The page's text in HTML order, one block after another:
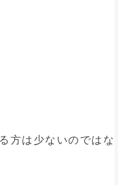
方は少ないのではな